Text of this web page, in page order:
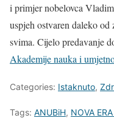
i primjer nobelovca
uspjeh ostvaren daleko
svima. Cijelo predavanje
Akademije nauka i
Categories: Istaknuto,
Tags: ANUBiH, NOVA